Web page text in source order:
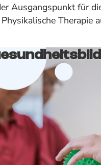
Ausgangspunkt für